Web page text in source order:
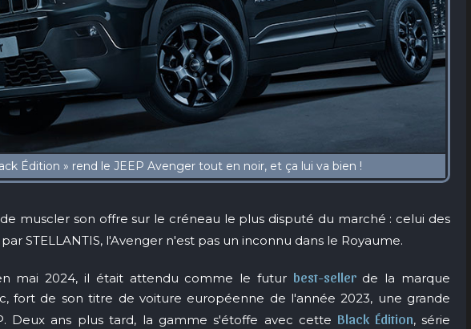
muscler son offre sur le créneau le plus disputé du marché : celui des
STELLANTIS, l'Avenger n'est pas un inconnu dans le Royaume.
mai 2024, il était attendu comme le futur best-sellerde la marque
fort de son titre de voiture européenne de l'année 2023, une grande
Deux ans plus tard, la gamme s'étoffe avec cette Black Édition, série